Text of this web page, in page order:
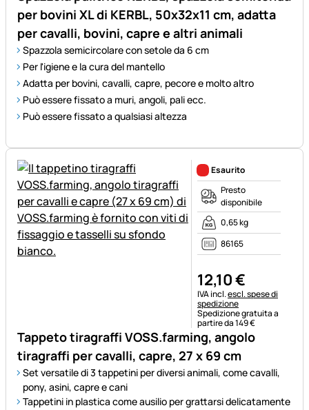
per bovini XL di KERBL, 50x32x11 cm, adatta
per cavalli, bovini, capre e altri animali
Spazzola semicircolare con setole da 6 cm
Per l'igiene e la cura del mantello
Adatta per bovini, cavalli, capre, pecore e molto altro
Può essere fissato a muri, angoli, pali ecc.
Può essere fissato a qualsiasi altezza
Tappeto tiragraffi VOSS.farming, angolo
tiragraffi per cavalli, capre, 27 x 69 cm
Set versatile di 3 tappetini per diversi animali, come cavalli,
pony, asini, capre e cani
Tappetini in plastica come ausilio per grattarsi delicatamente
Esaurito
Presto
disponibile
0,65 kg
86165
12,10€
Informazioni fiscali:
IVA incl.escl. spese di
spedizione
Spedizione gratuita a
partire da 149 €